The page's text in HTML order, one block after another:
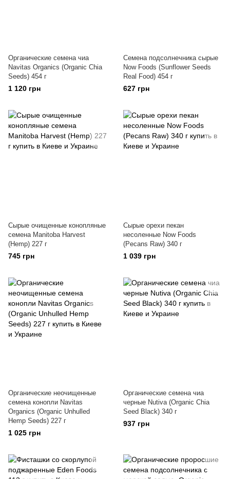
Органические семена чиа
Navitas Organics (Organic Chia
Seeds) 454 г
1 120 грн
Семена подсолнечника сырые
Now Foods (Sunflower Seeds
Real Food) 454 г
627 грн
Сырые очищенные конопляные
семена Manitoba Harvest
(Hemp) 227 г
745 грн
Сырые орехи пекан
несоленные Now Foods
(Pecans Raw) 340 г
1 039 грн
Органические неочищенные
семена конопли Navitas
Organics (Organic Unhulled
Hemp Seeds) 227 г
1 025 грн
Органические семена чиа
черные Nutiva (Organic Chia
Seed Black) 340 г
937 грн